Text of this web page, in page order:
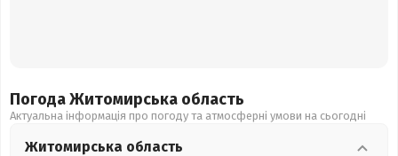
Погода Житомирська область
Актуальна інформація про погоду та атмосферні умови на сьогодні
Житомирська область